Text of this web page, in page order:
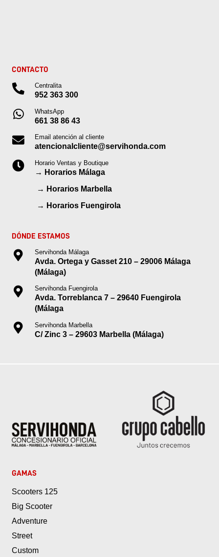
CONTACTO
Centralita
952 363 300
WhatsApp
661 38 86 43
Email atención al cliente
atencionalcliente@servihonda.com
Horario Ventas y Boutique
→ Horarios Málaga
→ Horarios Marbella
→ Horarios Fuengirola
DÓNDE ESTAMOS
Servihonda Málaga
Avda. Ortega y Gasset 210 – 29006 Málaga
(Málaga)
Servihonda Fuengirola
Avda. Torreblanca 7 – 29640 Fuengirola
(Málaga
Servihonda Marbella
C/ Zinc 3 – 29603 Marbella (Málaga)
GAMAS
Scooters 125
Big Scooter
Adventure
Street
Custom